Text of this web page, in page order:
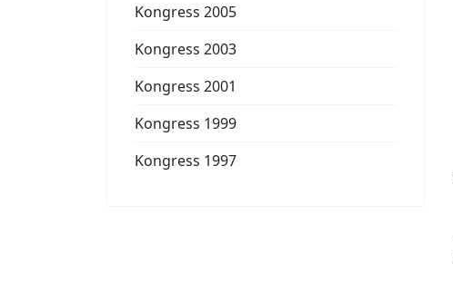
Kongress 2005
Kongress 2003
Kongress 2001
Kongress 1999
Kongress 1997